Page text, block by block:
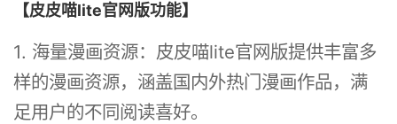
【皮皮喵lite官网版功能】
1. 海量漫画资源：皮皮喵lite官网版提供丰富多
样的漫画资源，涵盖国内外热门漫画作品，满
足用户的不同阅读喜好。